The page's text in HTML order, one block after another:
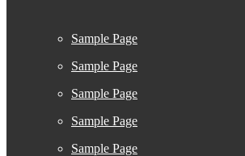
Sample Page
Sample Page
Sample Page
Sample Page
Sample Page